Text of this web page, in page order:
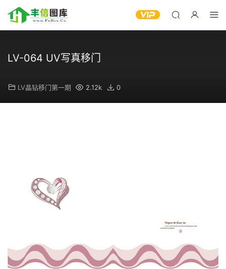
LV-064 UV写真移门
LV晶钻移门第一期 2.12k 0